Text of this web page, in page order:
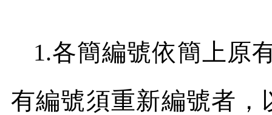
1.各簡編號依簡上原
有編號須重新編號者，